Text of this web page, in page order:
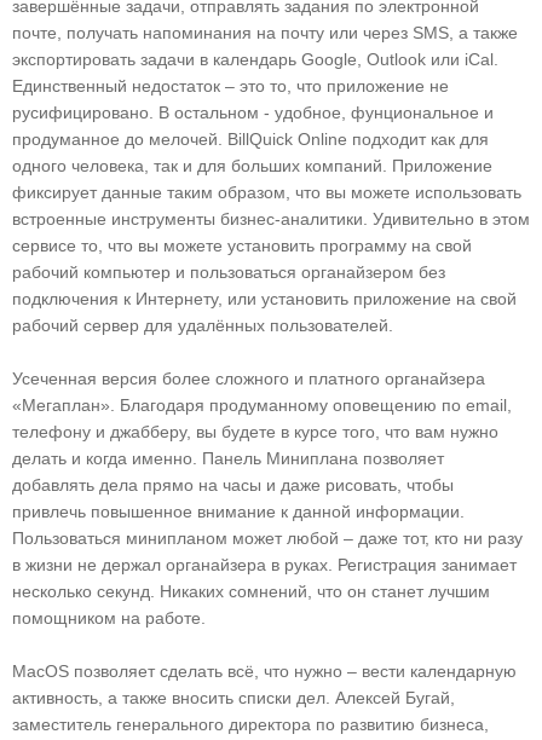
завершённые задачи, отправлять задания по электронной
почте, получать напоминания на почту или через SMS, а также
экспортировать задачи в календарь Google, Outlook или iCal.
Единственный недостаток – это то, что приложение не
русифицировано. В остальном - удобное, фунциональное и
продуманное до мелочей. BillQuick Online подходит как для
одного человека, так и для больших компаний. Приложение
фиксирует данные таким образом, что вы можете использовать
встроенные инструменты бизнес-аналитики. Удивительно в этом
сервисе то, что вы можете установить программу на свой
рабочий компьютер и пользоваться органайзером без
подключения к Интернету, или установить приложение на свой
рабочий сервер для удалённых пользователей.
Усеченная версия более сложного и платного органайзера
«Мегаплан». Благодаря продуманному оповещению по email,
телефону и джабберу, вы будете в курсе того, что вам нужно
делать и когда именно. Панель Миниплана позволяет
добавлять дела прямо на часы и даже рисовать, чтобы
привлечь повышенное внимание к данной информации.
Пользоваться минипланом может любой – даже тот, кто ни разу
в жизни не держал органайзера в руках. Регистрация занимает
несколько секунд. Никаких сомнений, что он станет лучшим
помощником на работе.
MacOS позволяет сделать всё, что нужно – вести календарную
активность, а также вносить списки дел. Алексей Бугай,
заместитель генерального директора по развитию бизнеса,